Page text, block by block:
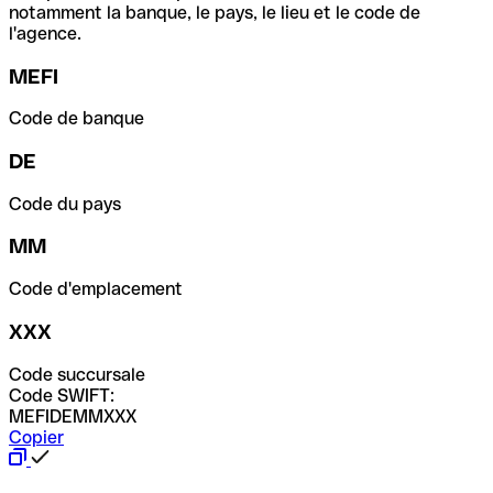
notamment la banque, le pays, le lieu et le code de
l'agence.
MEFI
Code de banque
DE
Code du pays
MM
Code d'emplacement
XXX
Code succursale
Code SWIFT:
MEFIDEMMXXX
Copier